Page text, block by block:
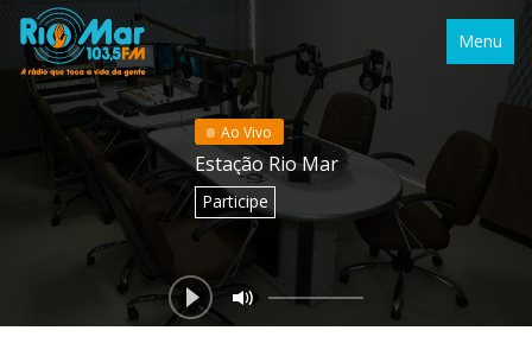
Menu
Ao Vivo
Estação Rio Mar
Participe